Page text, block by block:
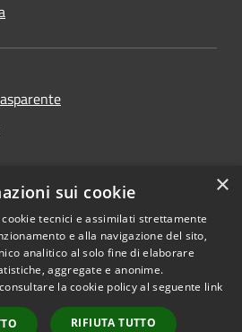
Copyright © 2026 • Comune di
Cavaion Veronese • Powered
byMunicipium
Accesso
×
sui cookie
tecnici e assimilati strettamente
e alla navigazione del sito,
analitico al solo fine di elaborare
aggregate e anonime.
la cookie policy al seguente link
RIFIUTA TUTTO